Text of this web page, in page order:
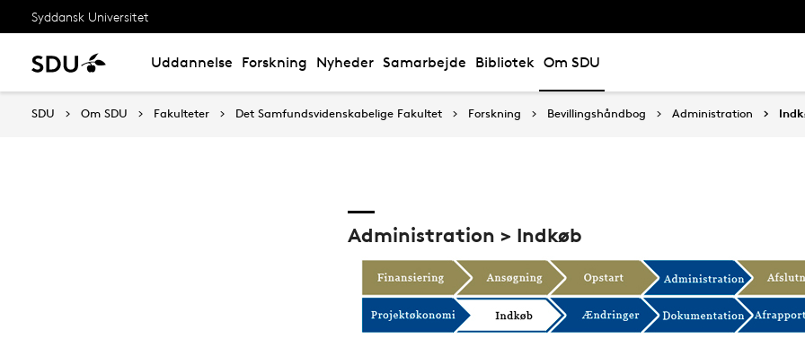
Syddansk Universitet
Uddannelse Forskning Nyheder Samarbejde Bibliotek Om SDU
SDU Om SDU Fakulteter Det Samfundsvidenskabelige Fakultet Forskning Bevillingshåndbog Administration
Administration > Indkøb